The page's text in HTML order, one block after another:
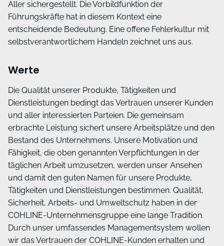
Aller sichergestellt. Die Vorbildfunktion der
Führungskräfte hat in diesem Kontext eine
entscheidende Bedeutung. Eine offene Fehlerkultur mit
selbstverantwortlichem Handeln zeichnet uns aus.
Werte
Die Qualität unserer Produkte, Tätigkeiten und
Dienstleistungen bedingt das Vertrauen unserer Kunden
und aller interessierten Parteien. Die gemeinsam
erbrachte Leistung sichert unsere Arbeitsplätze und den
Bestand des Unternehmens. Unsere Motivation und
Fähigkeit, die oben genannten Verpflichtungen in der
täglichen Arbeit umzusetzen, werden unser Ansehen
und damit den guten Namen für unsere Produkte,
Tätigkeiten und Dienstleistungen bestimmen. Qualität,
Sicherheit, Arbeits- und Umweltschutz haben in der
COHLINE-Unternehmensgruppe eine lange Tradition.
Durch unser umfassendes Managementsystem wollen
wir das Vertrauen der COHLINE-Kunden erhalten und